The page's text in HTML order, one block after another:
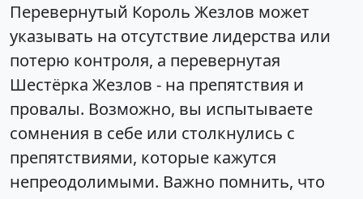
Перевернутый Король Жезлов может
указывать на отсутствие лидерства или
потерю контроля, а перевернутая
Шестёрка Жезлов - на препятствия и
провалы. Возможно, вы испытываете
сомнения в себе или столкнулись с
препятствиями, которые кажутся
непреодолимыми. Важно помнить, что